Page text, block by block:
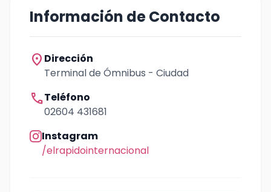
Información de Contacto
location_on Dirección
Terminal de Ómnibus - Ciudad
callTeléfono
02604 431681
Instagram
/elrapidointernacional